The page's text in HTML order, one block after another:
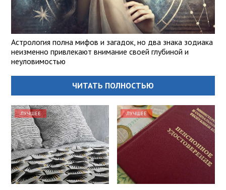
Астрология полна мифов и загадок, но два знака зодиака
неизменно привлекают внимание своей глубиной и
неуловимостью
ЧИТАТЬ ПОЛНОСТЬЮ
ЛУЧШЕЕ ЛУЧШЕЕ